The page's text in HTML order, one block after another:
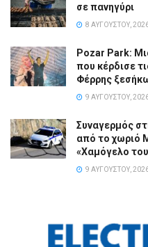
σε πανηγύρι
8 ΑΥΓΟΎΣΤΟΥ,
Pozar Park:
που κέρδισε
Φέρρης
9 ΑΥΓΟΎΣΤΟΥ,
Συναγερμός
από το χωριό
«Χαμόγελο
9 ΑΥΓΟΎΣΤΟΥ,